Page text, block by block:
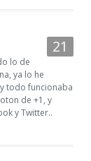
lo de
ya lo he
todo funcionaba
de +1, y
y Twitter..